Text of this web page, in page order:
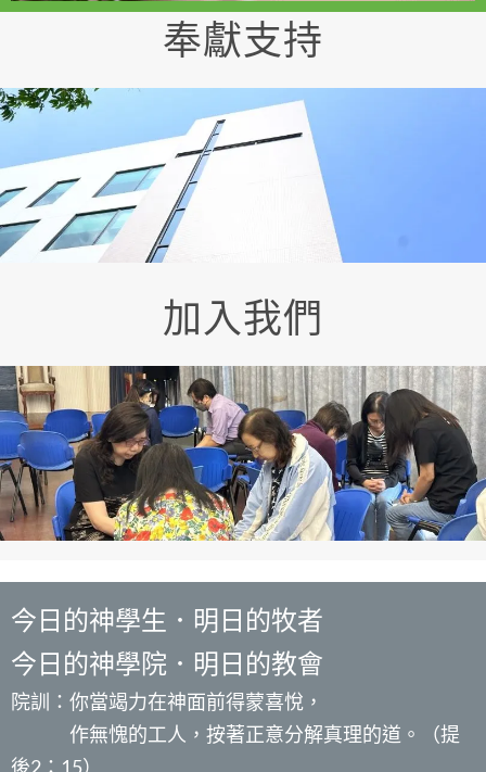
奉獻支持
加入我們
今日的神學生．明日的牧者
今日的神學院．明日的教會
院訓：你當竭力在神面前得蒙喜悅，
作無愧的工人，按著正意分解真理的道。（提
後2：15）